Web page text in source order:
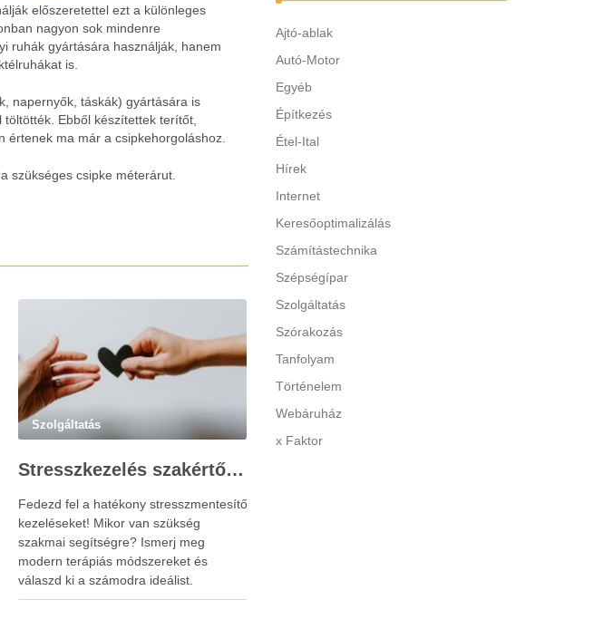
előszeretettel ezt a különleges
nagyon sok mindenre
ruhák gyártására használják, hanem
is.
napernyők, táskák) gyártására is
Ebből készítettek terítőt,
ma már a csipkehorgoláshoz.
szükséges csipke méterárut.
Szolgáltatás
Stresszkezelés szakértőkkel: Corvin Pszichológia – a modern terápiás megoldások útmutatója
Fedezd fel a hatékony stresszmentesítő
kezeléseket! Mikor van szükség
szakmai segítségre? Ismerj meg
modern terápiás módszereket és
válaszd ki a számodra ideálist.
Ajtó-ablak
Autó-Motor
Egyéb
Építkezés
Étel-Ital
Hírek
Internet
Keresőoptimalizálás
Számítástechnika
Szépségípar
Szolgáltatás
Szórakozás
Tanfolyam
Történelem
Webáruház
x Faktor